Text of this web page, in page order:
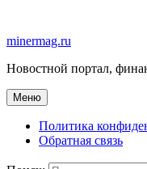
содержимому
minermag.ru
Новостной портал,
Меню
Политика
Обратная связь